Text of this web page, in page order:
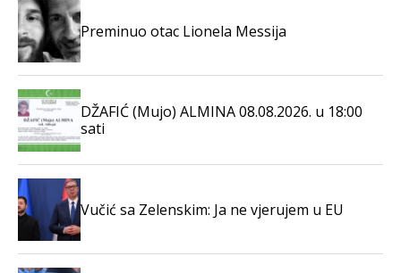
Preminuo otac Lionela Messija
DŽAFIĆ (Mujo) ALMINA 08.08.2026. u 18:00
sati
Vučić sa Zelenskim: Ja ne vjerujem u EU